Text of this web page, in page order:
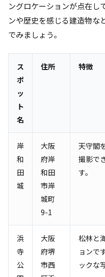
ングロケーションが点在し
ンや歴史を感じる建造物な
でみましょう。
ス
ポ
ッ
ト
名
住所 特徴
岸
和
田
城
大阪
府岸
和田
市岸
城町
9-1
天守閣
撮影で
す。
浜
寺
公
大阪
府堺
市西
松林と
ョンで
ックな